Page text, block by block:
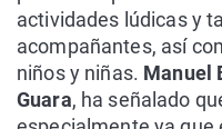
actividades lúdicas y
acompañantes, así
niños y niñas. Manuel
Guara, ha señalado